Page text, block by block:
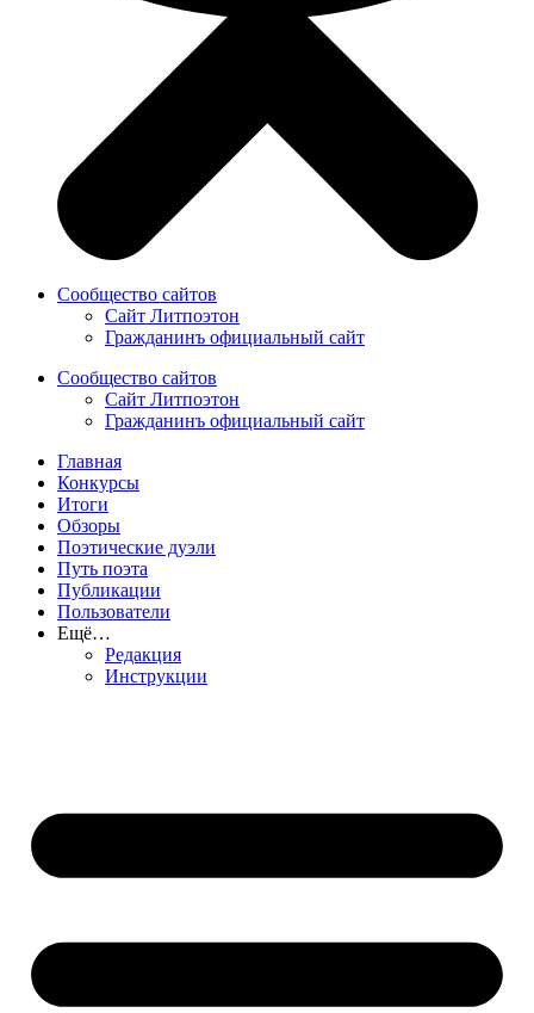
Сообщество сайтов
Сайт Литпоэтон
Гражданинъ официальный сайт
Сообщество сайтов
Сайт Литпоэтон
Гражданинъ официальный сайт
Главная
Конкурсы
Итоги
Обзоры
Поэтические дуэли
Путь поэта
Публикации
Пользователи
Ещё…
Редакция
Инструкции